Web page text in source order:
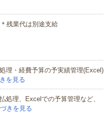
残業代は別途支給
理・経費予算の予実績管理(Excel)
を見る
処理、Excelでの予算管理など、
きを見る